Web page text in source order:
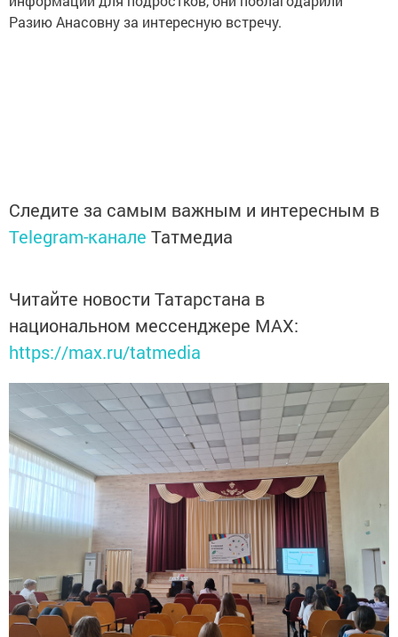
РазиюАнасовну за интересную встречу.
Следите за самым важным и интересным в
Telegram-канале Татмедиа
Читайте новости Татарстана в
национальном мессенджере MАХ:
https://max.ru/tatmedia